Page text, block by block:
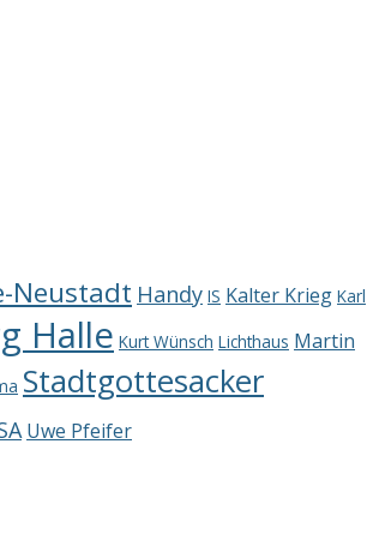
Neustadt Handy IS Kalter Krieg Karl
Halle Kurt Wünsch Lichthaus Martin
Stadtgottesacker
Uwe Pfeifer